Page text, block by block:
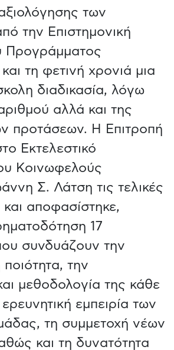
των
την Επιστημονική
Προγράμματος
τη φετινή χρονιά μια
διαδικασία, λόγω
αλλά και της
προτάσεων. Η Επιτροπή
Εκτελεστικό
Κοινωφελούς
Σ. Λάτση τις τελικές
και αποφασίστηκε,
17
συνδυάζουν την
ποιότητα, την
μεθοδολογία της κάθε
εμπειρία των
τη συμμετοχή νέων
και τη δυνατότητα